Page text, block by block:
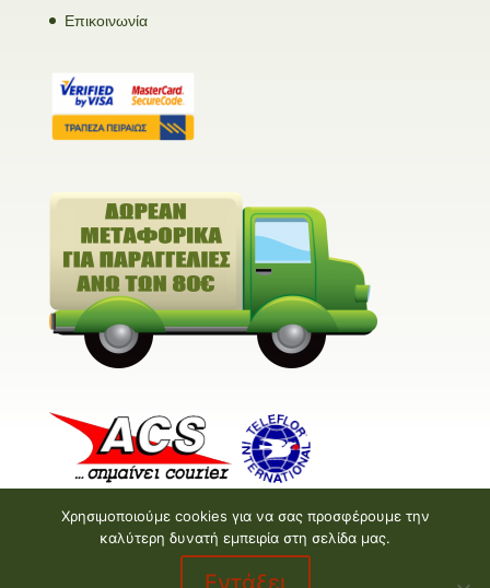
Επικοινωνία
Χρησιμοποιούμε cookies για να σας προσφέρουμε την
καλύτερη δυνατή εμπειρία στη σελίδα μας.
Εντάξει